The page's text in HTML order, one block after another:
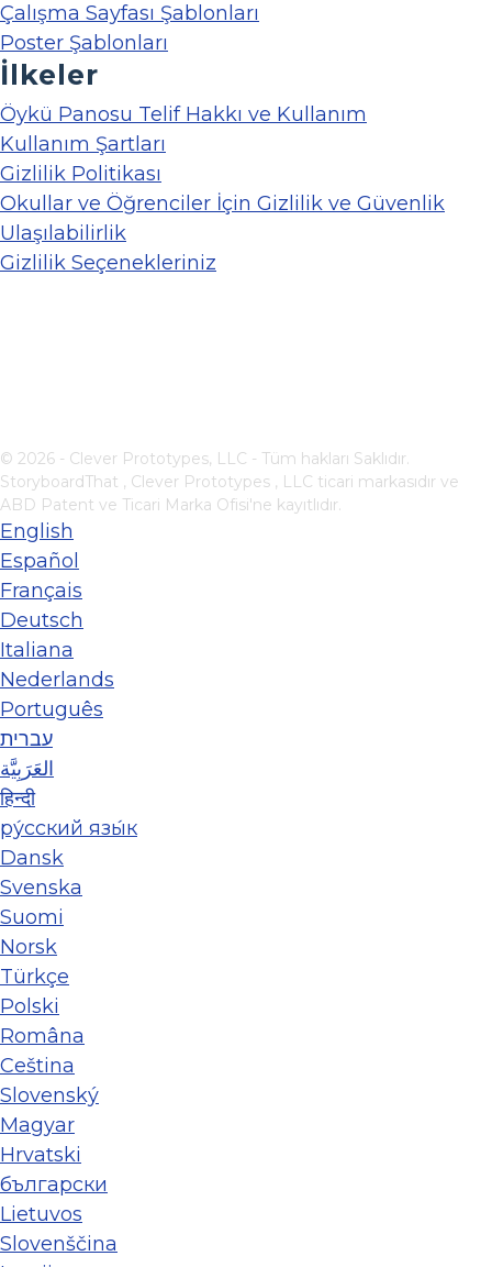
Çalışma Sayfası Şablonları
Poster Şablonları
İlkeler
Öykü Panosu Telif Hakkı ve Kullanım
Kullanım Şartları
Gizlilik Politikası
Okullar ve Öğrenciler İçin Gizlilik ve Güvenlik
Ulaşılabilirlik
Gizlilik Seçenekleriniz
© 2026 - Clever Prototypes, LLC - Tüm hakları Saklıdır.
StoryboardThat , Clever Prototypes , LLC ticari markasıdır ve
ABD Patent ve Ticari Marka Ofisi'ne kayıtlıdır.
English
Español
Français
Deutsch
Italiana
Nederlands
Português
עברית
العَرَبِيَّة
हिन्दी
ру́сский язы́к
Dansk
Svenska
Suomi
Norsk
Türkçe
Polski
Româna
Ceština
Slovenský
Magyar
Hrvatski
български
Lietuvos
Slovenščina